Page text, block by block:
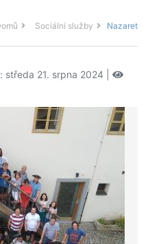
Sociální služby Nazaret
středa 21. srpna 2024 |